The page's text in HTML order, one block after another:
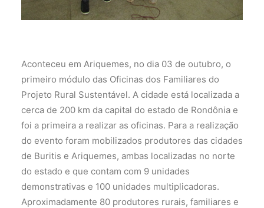
Aconteceu em Ariquemes, no dia 03 de outubro, o
primeiro módulo das Oficinas dos Familiares do
Projeto Rural Sustentável. A cidade está localizada a
cerca de 200 km da capital do estado de Rondônia e
foi a primeira a realizar as oficinas. Para a realização
do evento foram mobilizados produtores das cidades
de Buritis e Ariquemes, ambas localizadas no norte
do estado e que contam com 9 unidades
demonstrativas e 100 unidades multiplicadoras.
Aproximadamente 80 produtores rurais, familiares e